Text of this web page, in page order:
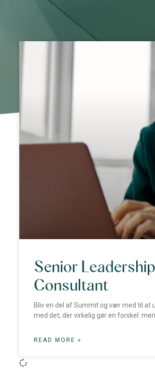
Senior
Consultant
Bliv en del af Summit og vær med til at
med det, der virkelig gør en forskel:
READ MORE »